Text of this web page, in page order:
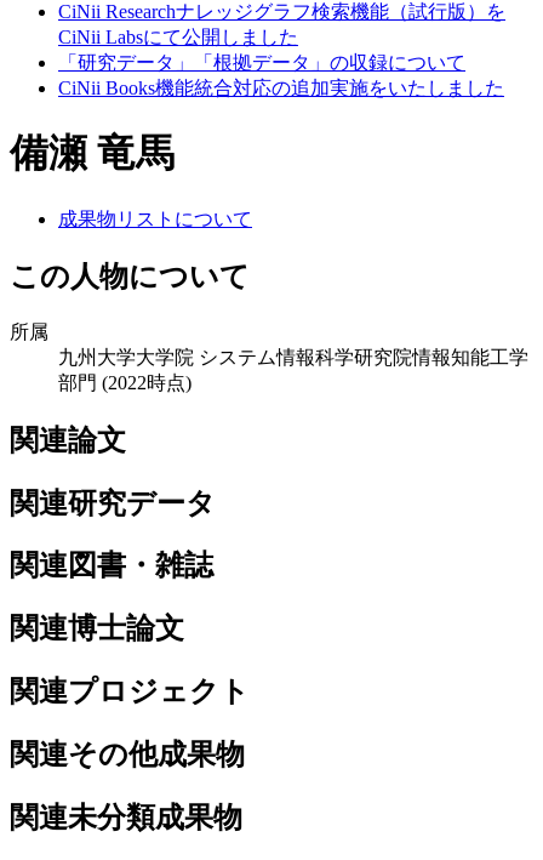
CiNii Researchナレッジグラフ検索機能（試行版）を
CiNii Labsにて公開しました
「研究データ」「根拠データ」の収録について
CiNii Books機能統合対応の追加実施をいたしました
備瀬 竜馬
成果物リストについて
この人物について
所属
九州大学大学院 システム情報科学研究院情報知能工学
部門 (2022時点)
関連論文
関連研究データ
関連図書・雑誌
関連博士論文
関連プロジェクト
関連その他成果物
関連未分類成果物